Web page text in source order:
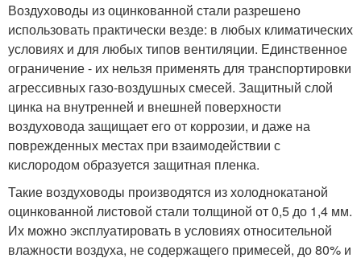
Воздуховоды из оцинкованной стали разрешено
использовать практически везде: в любых климатических
условиях и для любых типов вентиляции. Единственное
ограничение - их нельзя применять для транспортировки
агрессивных газо-воздушных смесей. Защитный слой
цинка на внутренней и внешней поверхности
воздуховода защищает его от коррозии, и даже на
поврежденных местах при взаимодействии с
кислородом образуется защитная пленка.
Такие воздуховоды производятся из холоднокатаной
оцинкованной листовой стали толщиной от 0,5 до 1,4 мм.
Их можно эксплуатировать в условиях относительной
влажности воздуха, не содержащего примесей, до 80% и